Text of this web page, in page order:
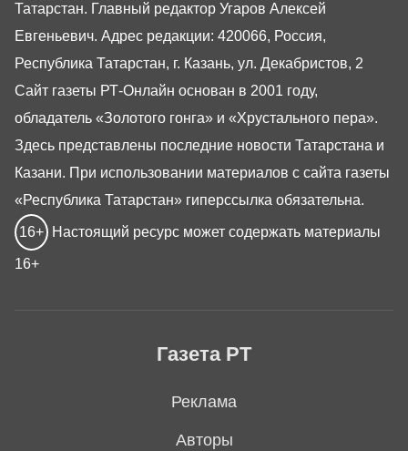
Газета РТ
Реклама
Авторы
Татарстан. Главный редактор Угаров Алексей
Евгеньевич. Адрес редакции: 420066, Россия,
Республика Татарстан, г. Казань, ул. Декабристов, 2
Сайт газеты РТ-Онлайн основан в 2001 году,
обладатель «Золотого гонга» и «Хрустального пера».
Здесь представлены последние новости Татарстана и
Казани. При использовании материалов с сайта газеты
«Республика Татарстан» гиперссылка обязательна.
16+ Настоящий ресурс может содержать материалы
16+